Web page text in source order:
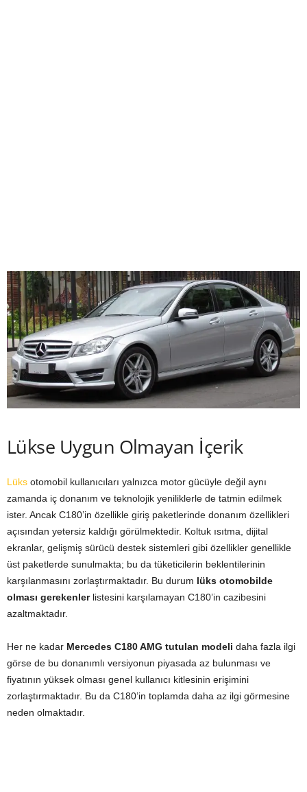
Lükse Uygun Olmayan İçerik
Lüks otomobil kullanıcıları yalnızca motor gücüyle değil aynı
zamanda iç donanım ve teknolojik yeniliklerle de tatmin edilmek
ister. Ancak C180’in özellikle giriş paketlerinde donanım özellikleri
açısından yetersiz kaldığı görülmektedir. Koltuk ısıtma, dijital
ekranlar, gelişmiş sürücü destek sistemleri gibi özellikler genellikle
üst paketlerde sunulmakta; bu da tüketicilerin beklentilerinin
karşılanmasını zorlaştırmaktadır. Bu durum lüks otomobilde
olması gerekenlerlistesini karşılamayan C180’in cazibesini
azaltmaktadır.
Her ne kadar Mercedes C180 AMG tutulan modeli daha fazla ilgi
görse de bu donanımlı versiyonun piyasada az bulunması ve
fiyatının yüksek olması genel kullanıcı kitlesinin erişimini
zorlaştırmaktadır. Bu da C180’in toplamda daha az ilgi görmesine
neden olmaktadır.